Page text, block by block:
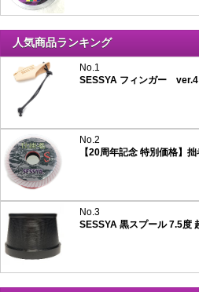
人気商品ランキング
No.1
SESSYA フィンガー ver.4
No.2
No.3